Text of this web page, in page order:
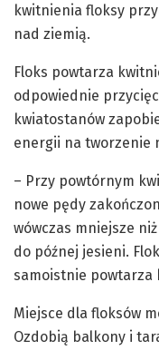
kwitnienia floksy
nad ziemią.
Floks powtarza
odpowiednie
kwiatostanów
energii na tworzenie
– Przy powtórnym
nowe pędy
wówczas mniejsze
do późnej jesieni.
samoistnie powtarza
Miejsce dla floksów
Ozdobią balkony i